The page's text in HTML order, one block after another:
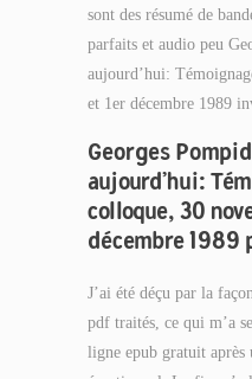
sont des résumé de
parfaits et audio peu
aujourd’hui:
et 1er décembre 1989
Georges
aujourd’hui:
colloque, 30
décembre 1989
J’ai été déçu par la
pdf traités, ce qui m’a
ligne epub gratuit après